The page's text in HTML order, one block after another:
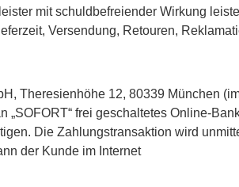
mit schuldbefreiender Wirkung
Versendung, Retouren,
Theresienhöhe 12, 80339 München
„SOFORT“ frei geschaltetes Online-
Die Zahlungstransaktion wird
der Kunde im Internet